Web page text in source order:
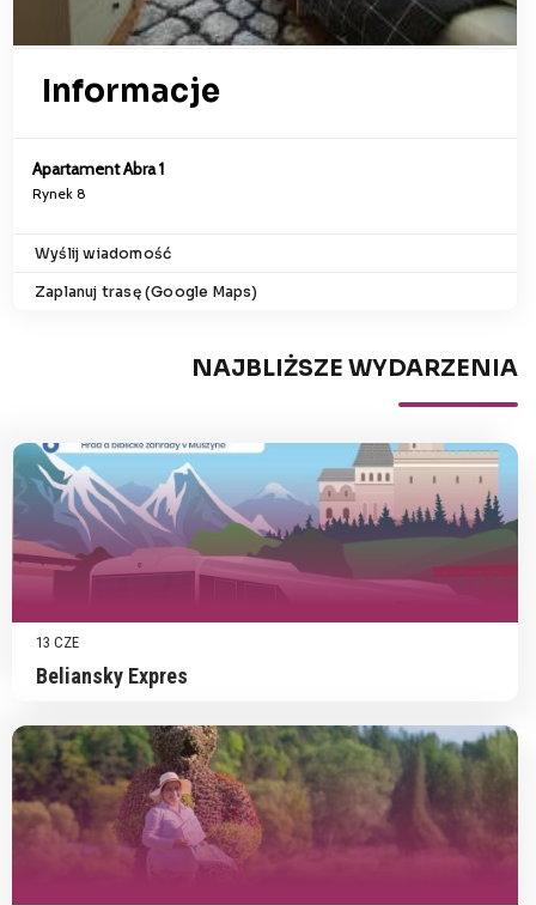
Informacje
Apartament Abra 1
Rynek 8
Wyślij wiadomość
Zaplanuj trasę (Google Maps)
NAJBLIŻSZE WYDARZENIA
13 CZE
Beliansky Expres